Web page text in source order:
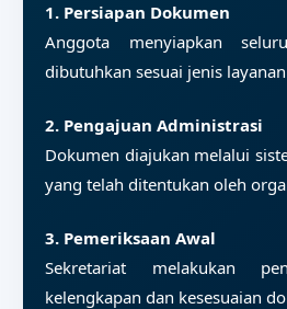
1. Persiapan Dokumen
Anggota menyiapkan
dibutuhkan sesuai jenis
2. Pengajuan Administrasi
Dokumen diajukan melalui
yang telah ditentukan oleh
3. Pemeriksaan Awal
Sekretariat melakukan
kelengkapan dan kesesuaian